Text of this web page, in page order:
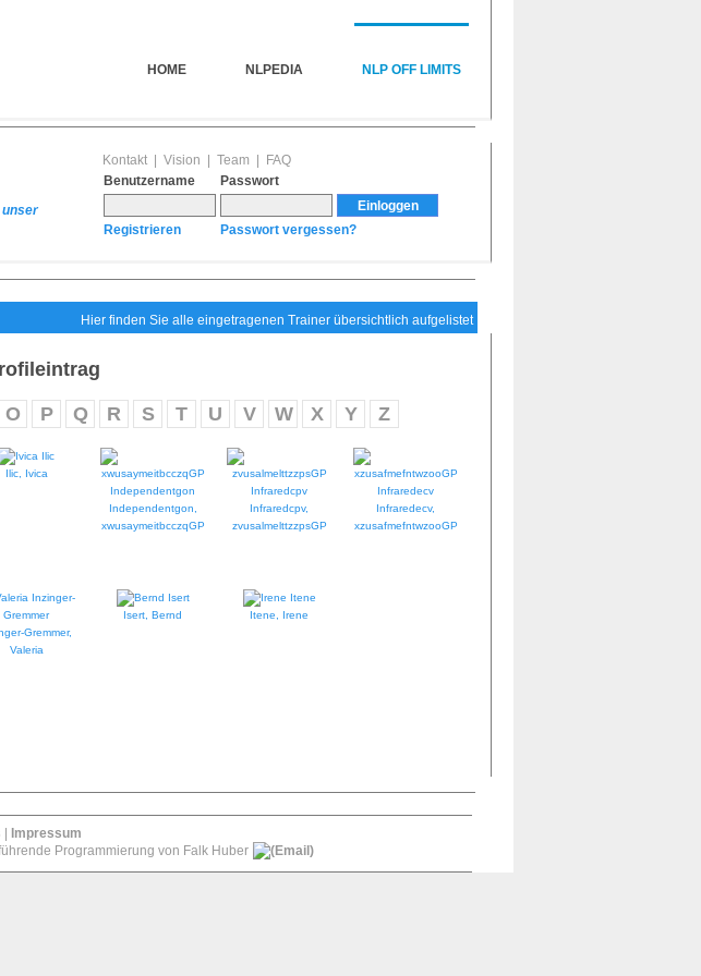
HOME NLPEDIA NLP OFF LIMITS
unser
Kontakt Vision Team
FAQ
Benutzername
Passwort
Registrieren Passwort vergessen?
Hier finden Sie alle eingetragenen Trainer übersichtlich aufgelistet
O P Q R S T U V W X Y Z
Ilic, Ivica
Independentgon,
xwusaymeitbcczqGP
Infraredcpv,
zvusalmelttzzpsGP
Infraredecv,
xzusafmefntwzooGP
Gremmer,
Valeria
Isert, Bernd Itene, Irene
Impressum
Programmierung von Falk Huber